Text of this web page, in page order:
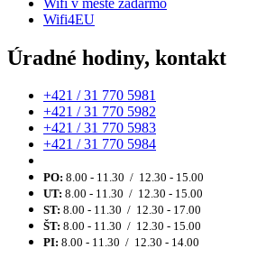
Wifi4EU
Úradné hodiny, kontakt
+421 / 31 770 5981
+421 / 31 770 5982
+421 / 31 770 5983
+421 / 31 770 5984
PO: 8.00 - 11.30 / 12.30 - 15.00
UT: 8.00 - 11.30 / 12.30 - 15.00
ST: 8.00 - 11.30 / 12.30 - 17.00
ŠT: 8.00 - 11.30 / 12.30 - 15.00
PI: 8.00 - 11.30 / 12.30 - 14.00